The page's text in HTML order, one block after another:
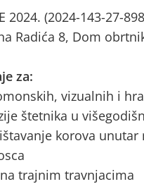
2024. (2024-143-27-
Radića 8, Dom
za:
vizualnih i
štetnika u
korova
trajnim travnjacima